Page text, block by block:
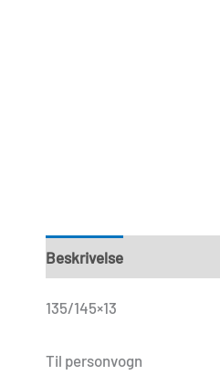
Beskrivelse
135/145×13
Til personvogn